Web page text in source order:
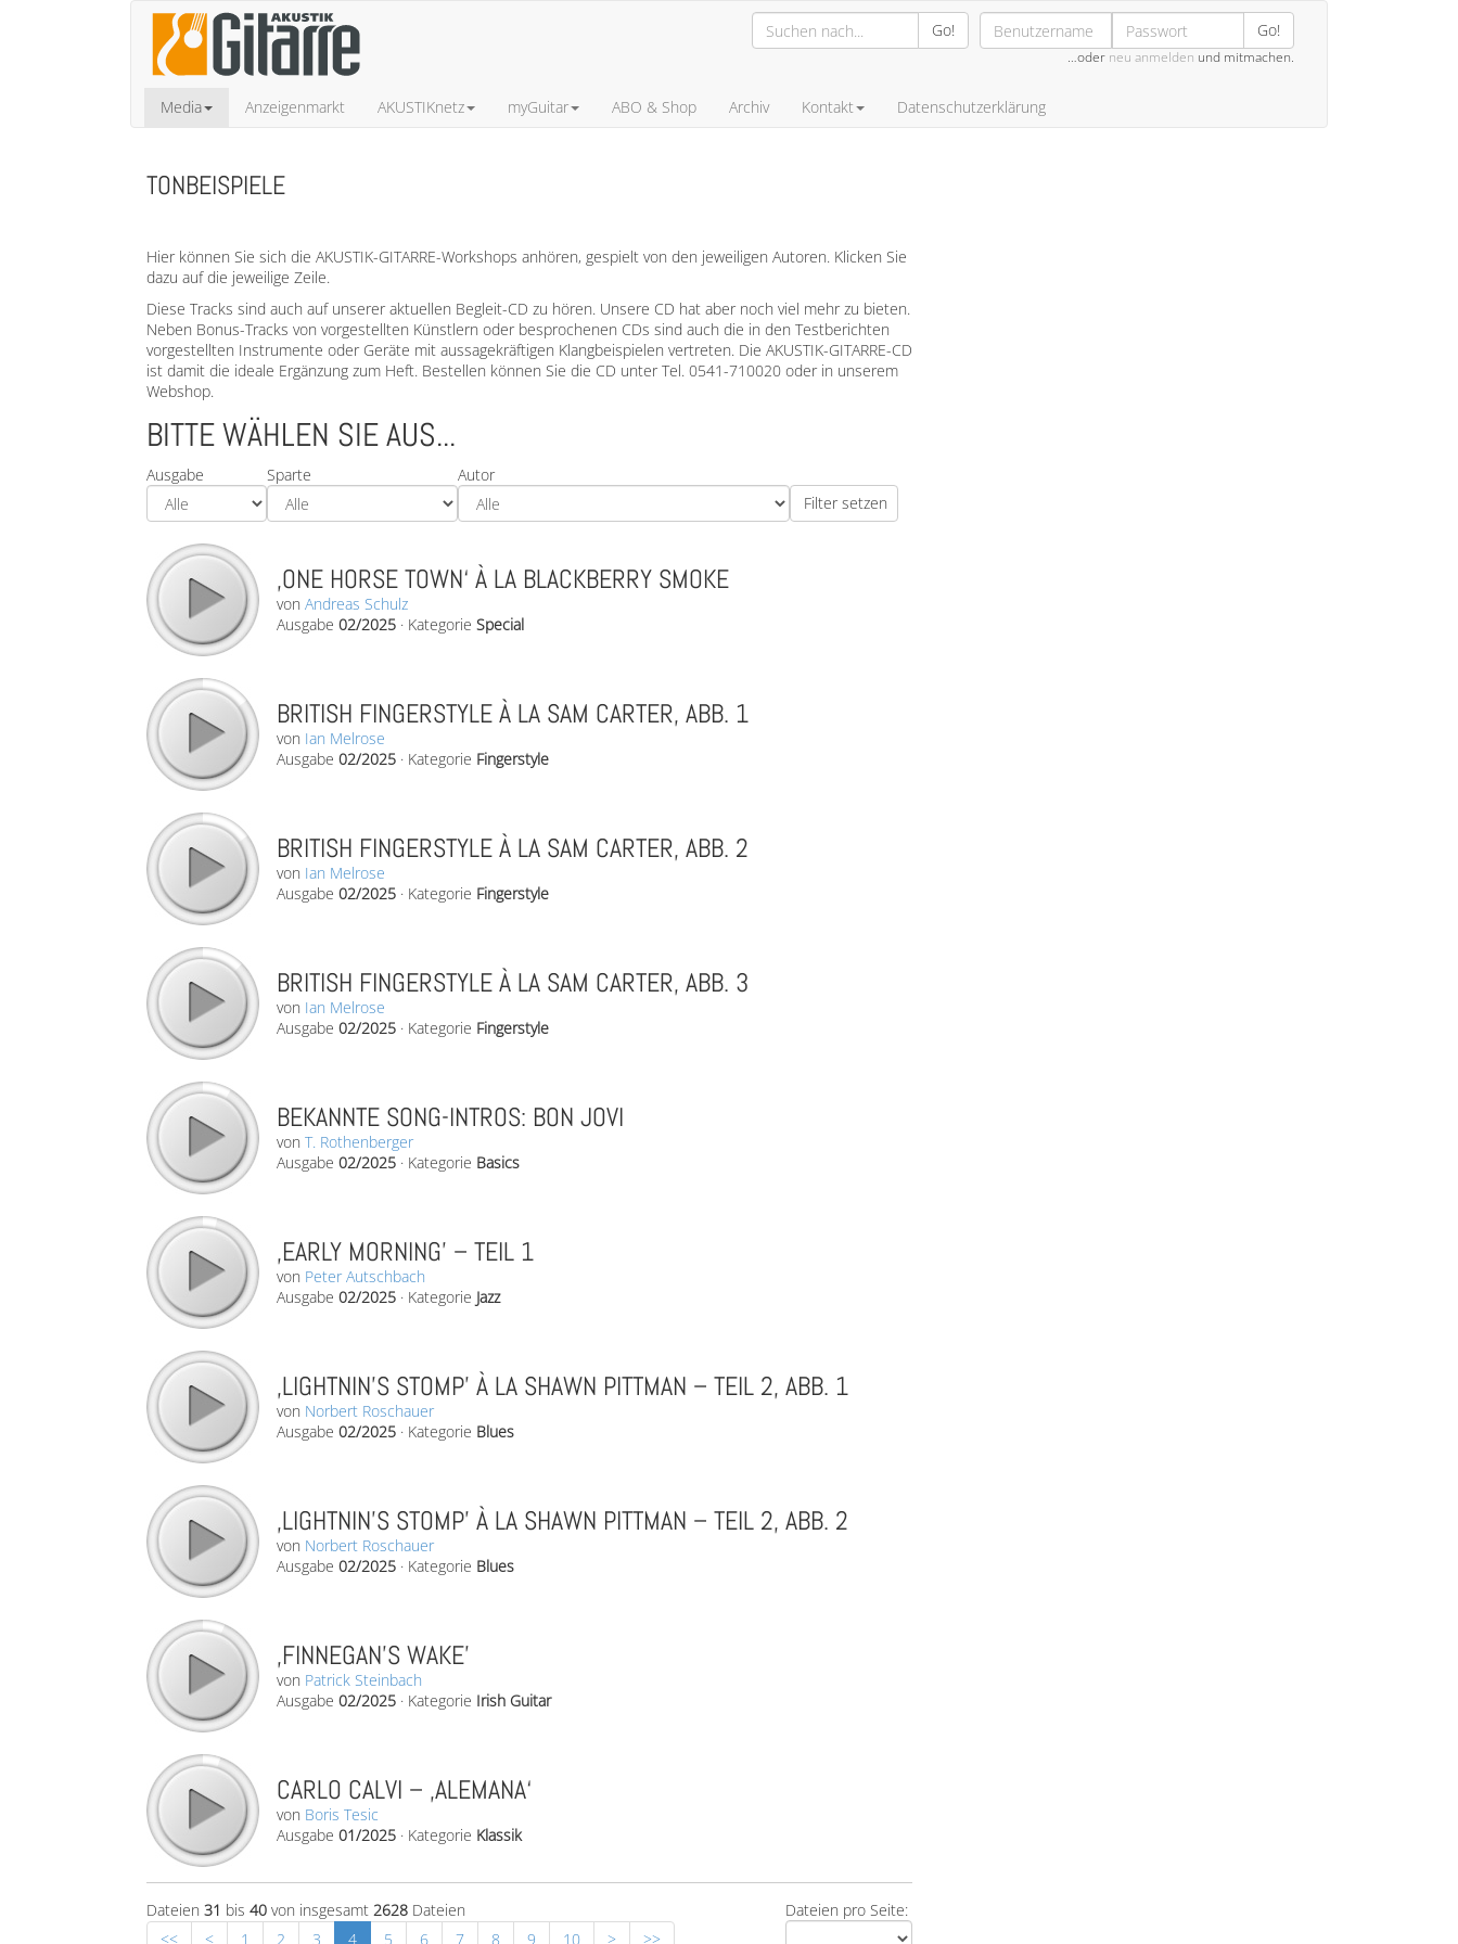
Go! Go!
…oder neu anmelden und mitmachen.
Media Anzeigenmarkt AKUSTIKnetz myGuitar ABO & Shop Archiv Kontakt Datenschutzerklärung
TONBEISPIELE
Hier können Sie sich die AKUSTIK-GITARRE-Workshops anhören, gespielt von den jeweiligen Autoren. Klicken Sie
dazu auf die jeweilige Zeile.
Diese Tracks sind auch auf unserer aktuellen Begleit-CD zu hören. Unsere CD hat aber noch viel mehr zu bieten.
Neben Bonus-Tracks von vorgestellten Künstlern oder besprochenen CDs sind auch die in den Testberichten
vorgestellten Instrumente oder Geräte mit aussagekräftigen Klangbeispielen vertreten. Die AKUSTIK-GITARRE-CD
ist damit die ideale Ergänzung zum Heft. Bestellen können Sie die CD unter Tel. 0541-710020 oder in unserem
Webshop.
BITTE WÄHLEN SIE AUS...
Ausgabe Sparte Autor
‚ONE HORSE TOWN‘ À LA BLACKBERRY SMOKE
von Andreas Schulz
Ausgabe 02/2025 · Kategorie Special
BRITISH FINGERSTYLE À LA SAM CARTER, ABB. 1
von Ian Melrose
Ausgabe 02/2025 · Kategorie Fingerstyle
BRITISH FINGERSTYLE À LA SAM CARTER, ABB. 2
von Ian Melrose
Ausgabe 02/2025 · Kategorie Fingerstyle
BRITISH FINGERSTYLE À LA SAM CARTER, ABB. 3
von Ian Melrose
Ausgabe 02/2025 · Kategorie Fingerstyle
BEKANNTE SONG-INTROS: BON JOVI
von T. Rothenberger
Ausgabe 02/2025 · Kategorie Basics
‚EARLY MORNING’ – TEIL 1
von Peter Autschbach
Ausgabe 02/2025 · Kategorie Jazz
‚LIGHTNIN’S STOMP’ À LA SHAWN PITTMAN – TEIL 2, ABB. 1
von Norbert Roschauer
Ausgabe 02/2025 · Kategorie Blues
‚LIGHTNIN’S STOMP’ À LA SHAWN PITTMAN – TEIL 2, ABB. 2
von Norbert Roschauer
Ausgabe 02/2025 · Kategorie Blues
‚FINNEGAN’S WAKE’
von Patrick Steinbach
Ausgabe 02/2025 · Kategorie Irish Guitar
CARLO CALVI – ‚ALEMANA‘
von Boris Tesic
Ausgabe 01/2025 · Kategorie Klassik
Dateien pro Seite:
Dateien 31 bis 40 von insgesamt 2628 Dateien
<<
< 1 2 3 4 5 6 7 8 9 10 > >>